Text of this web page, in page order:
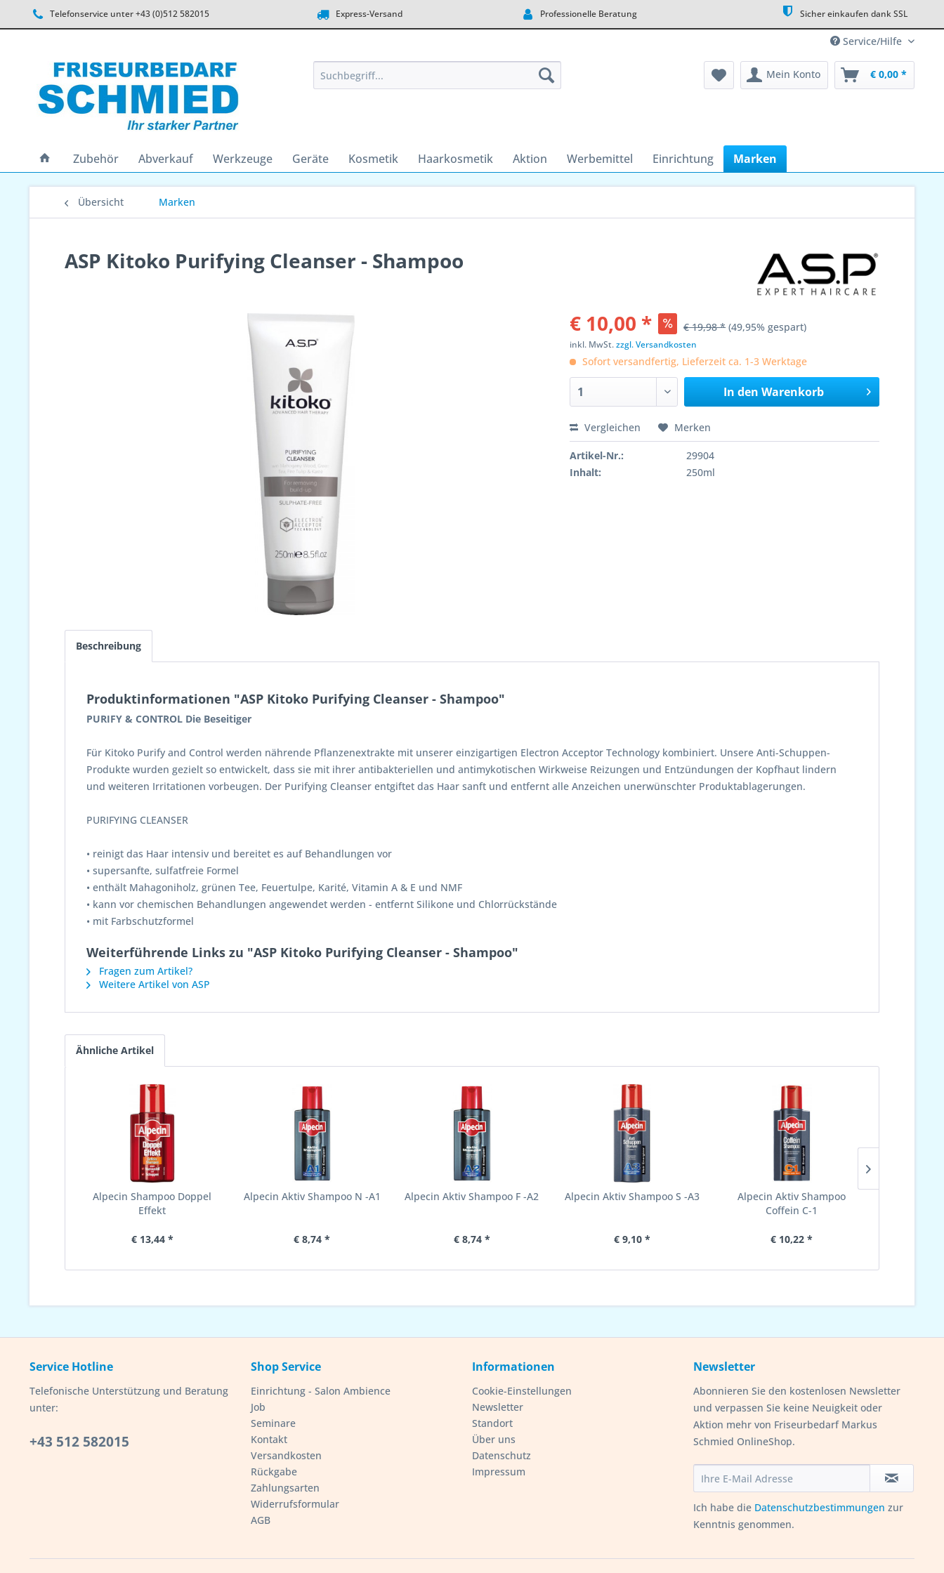
Telefonservice unter +43 (0)512 582015 Express-Versand Professionelle Beratung Sicher einkaufen dank SSL
Service/Hilfe
Mein Konto € 0,00 *
Zubehör Abverkauf Werkzeuge Geräte Kosmetik Haarkosmetik Aktion Werbemittel Einrichtung Marken
Übersicht Marken
ASP Kitoko Purifying Cleanser - Shampoo
€ 10,00 * € 19,98 * (49,95% gespart)
inkl. MwSt.zzgl. Versandkosten
Sofort versandfertig, Lieferzeit ca. 1-3 Werktage
In den Warenkorb
Vergleichen Merken
Artikel-Nr.:
29904
Inhalt:
250ml
Beschreibung
Produktinformationen "ASP Kitoko Purifying Cleanser - Shampoo"
PURIFY & CONTROL Die Beseitiger
Für Kitoko Purify and Control werden nährende Pflanzenextrakte mit unserer einzigartigen Electron Acceptor Technology kombiniert. Unsere Anti-Schuppen-
Produkte wurden gezielt so entwickelt, dass sie mit ihrer antibakteriellen und antimykotischen Wirkweise Reizungen und Entzündungen der Kopfhaut lindern
und weiteren Irritationen vorbeugen. Der Purifying Cleanser entgiftet das Haar sanft und entfernt alle Anzeichen unerwünschter Produktablagerungen.
PURIFYING CLEANSER
• reinigt das Haar intensiv und bereitet es auf Behandlungen vor
• supersanfte, sulfatfreie Formel
• enthält Mahagoniholz, grünen Tee, Feuertulpe, Karité, Vitamin A & E und NMF
• kann vor chemischen Behandlungen angewendet werden - entfernt Silikone und Chlorrückstände
• mit Farbschutzformel
Weiterführende Links zu "ASP Kitoko Purifying Cleanser - Shampoo"
Fragen zum Artikel?
Weitere Artikel von ASP
Ähnliche Artikel
Alpecin Shampoo Doppel
Effekt
€ 13,44 *
Alpecin Aktiv Shampoo N -A1
€ 8,74 *
Alpecin Aktiv Shampoo F -A2
€ 8,74 *
Alpecin Aktiv Shampoo S -A3
€ 9,10 *
Alpecin Aktiv Shampoo
Coffein C-1
€ 10,22 *
Service Hotline
Telefonische Unterstützung und Beratung
unter:
+43 512 582015
Shop Service
Einrichtung - Salon Ambience
Job
Seminare
Kontakt
Versandkosten
Rückgabe
Zahlungsarten
Widerrufsformular
AGB
Informationen
Cookie-Einstellungen
Newsletter
Standort
Über uns
Datenschutz
Impressum
Newsletter
Abonnieren Sie den kostenlosen Newsletter
und verpassen Sie keine Neuigkeit oder
Aktion mehr von Friseurbedarf Markus
Schmied OnlineShop.
Ich habe die Datenschutzbestimmungen zur
Kenntnis genommen.